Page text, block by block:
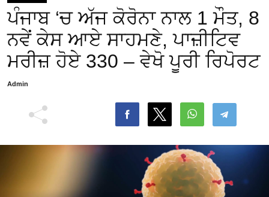
ਪੰਜਾਬ ‘ਚ ਅੱਜ ਕੋਰੋਨਾ ਨਾਲ 1 ਮੌਤ, 8
ਨਵੇਂ ਕੇਸ ਆਏ ਸਾਹਮਣੇ, ਪਾਜ਼ੀਟਿਵ
ਮਰੀਜ਼ ਹੋਏ 330 – ਵੇਖੋ ਪੂਰੀ ਰਿਪੋਰਟ
Admin